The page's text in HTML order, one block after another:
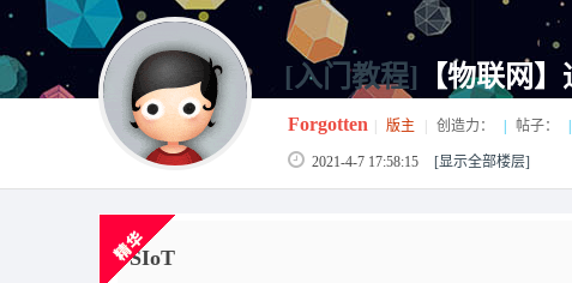
[入门教程] 【物联网
Forgotten 版主 创造力： 帖子：
2021-4-7 17:58:15 [显示全部楼层]
SIoT